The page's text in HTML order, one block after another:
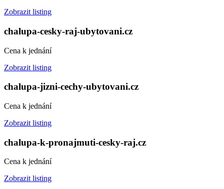
Zobrazit listing
chalupa-cesky-raj-ubytovani.cz
Cena k jednání
Zobrazit listing
chalupa-jizni-cechy-ubytovani.cz
Cena k jednání
Zobrazit listing
chalupa-k-pronajmuti-cesky-raj.cz
Cena k jednání
Zobrazit listing